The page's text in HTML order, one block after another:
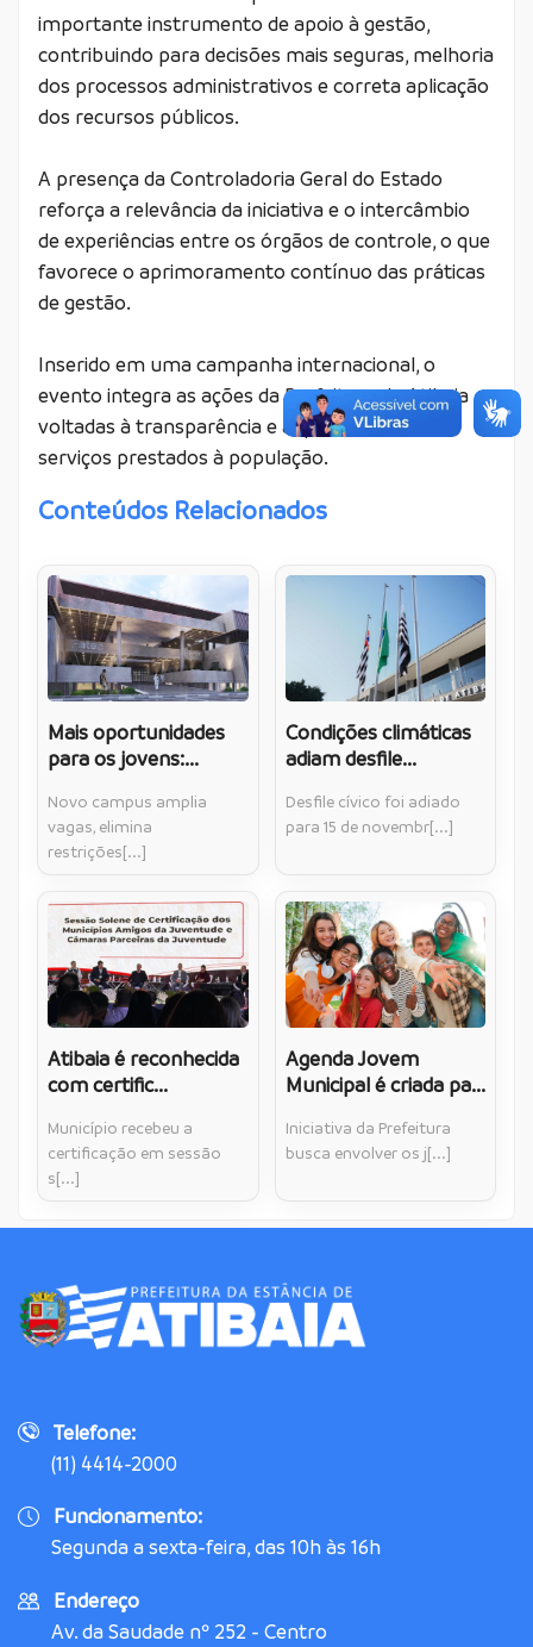
importante instrumento de apoio à gestão,
contribuindo para decisões mais seguras, melhoria
dos processos administrativos e correta aplicação
dos recursos públicos.
A presença da Controladoria Geral do Estado
reforça a relevância da iniciativa e o intercâmbio
de experiências entre os órgãos de controle, o que
favorece o aprimoramento contínuo das práticas
de gestão.
Inserido em uma campanha internacional, o
evento integra as ações da Prefeitura de Atibaia
voltadas à transparência e à qualidade dos
serviços prestados à população.
Conteúdos Relacionados
Mais oportunidades
para os jovens:...
Novo campus amplia
vagas, elimina
restrições[...]
Condições climáticas
adiam desfile...
Desfile cívico foi adiado
para 15 de novembr[...]
Atibaia é reconhecida
com certific...
Município recebeu a
certificação em sessão
s[...]
Agenda Jovem
Municipal é criada pa...
Iniciativa da Prefeitura
busca envolver os j[...]
Telefone:
(11) 4414-2000
Funcionamento:
Segunda a sexta-feira, das 10h às 16h
Endereço
Av. da Saudade nº 252 - Centro